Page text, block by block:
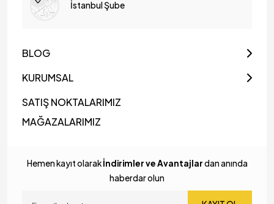
İstanbul Şube
BLOG
KURUMSAL
SATIŞ NOKTALARIMIZ
MAĞAZALARIMIZ
Hemen kayıt olarakİndirimler ve Avantajlardan anında
haberdar olun